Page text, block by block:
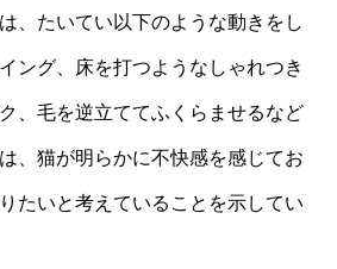
、たいてい以下のような動きをし
ング、床を打つようなしゃれつき
、毛を逆立ててふくらませるなど
、猫が明らかに不快感を感じてお
たいと考えていることを示してい